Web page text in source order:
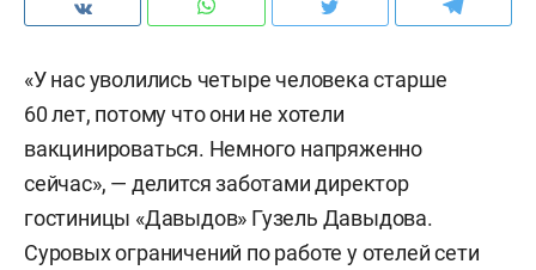
«У нас уволились четыре человека старше
60 лет, потому что они не хотели
вакцинироваться. Немного напряженно
сейчас», — делится заботами директор
гостиницы «Давыдов» Гузель Давыдова.
Суровых ограничений по работе у отелей сети